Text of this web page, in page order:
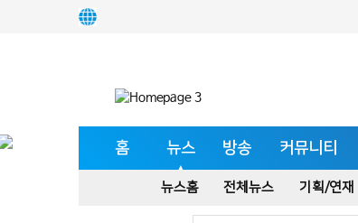
홈 뉴스 방송 커뮤니티
뉴스홈 전체뉴스 기획/연재